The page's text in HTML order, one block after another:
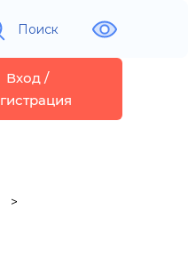
Поиск
Вход /